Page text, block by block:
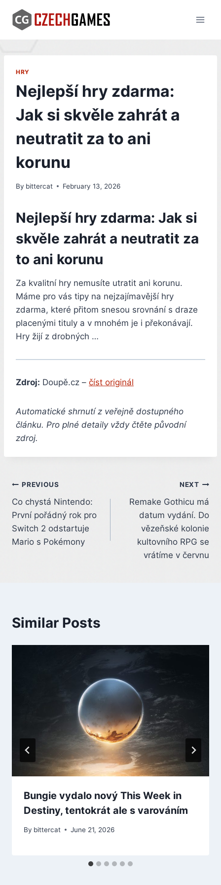
content
HRY
Nejlepší hry zdarma:
Jak si skvěle zahrát a
neutratit za to ani
korunu
By bittercat February 13, 2026
Nejlepší hry zdarma: Jak si
skvěle zahrát a neutratit za
to ani korunu
Za kvalitní hry nemusíte utratit ani korunu.
Máme pro vás tipy na nejzajímavější hry
zdarma, které přitom snesou srovnání s draze
placenými tituly a v mnohém je i překonávají.
Hry žijí z drobných …
Zdroj: Doupě.cz – číst originál
Automatické shrnutí z veřejně dostupného
článku. Pro plné detaily vždy čtěte původní
zdroj.
Post
navigation
PREVIOUS
Co chystá Nintendo:
První pořádný rok pro
Switch 2 odstartuje
Mario s Pokémony
NEXT
Remake Gothicu má
datum vydání. Do
vězeňské kolonie
kultovního RPG se
vrátíme v červnu
Similar Posts
Bungie vydalo nový This Week in
Destiny, tentokrát ale s varováním
By bittercat June 21, 2026